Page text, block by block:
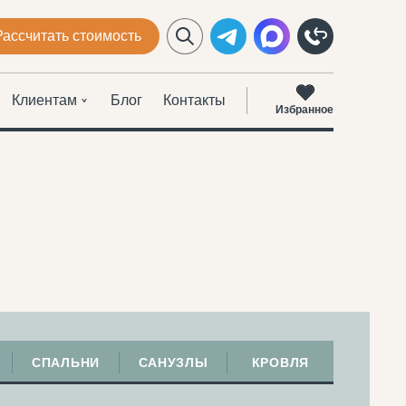
стоимость
Клиентам Блог Контакты
Избранное
СПАЛЬНИ САНУЗЛЫ КРОВЛЯ